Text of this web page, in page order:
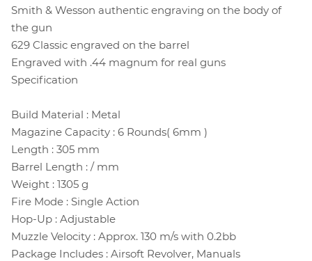
Smith & Wesson authentic engraving on the body of
the gun
629 Classic engraved on the barrel
Engraved with .44 magnum for real guns
Specification
Build Material : Metal
Magazine Capacity : 6 Rounds( 6mm )
Length : 305 mm
Barrel Length : / mm
Weight : 1305 g
Fire Mode : Single Action
Hop-Up : Adjustable
Muzzle Velocity : Approx. 130 m/s with 0.2bb
Package Includes : Airsoft Revolver, Manuals